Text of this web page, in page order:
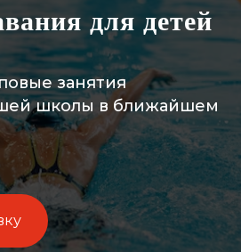
для детей
занятия
школы в ближайшем